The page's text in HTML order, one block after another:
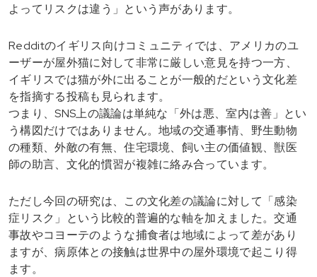
よってリスクは違う」という声があります。
Redditのイギリス向けコミュニティでは、アメリカのユ
ーザーが屋外猫に対して非常に厳しい意見を持つ一方、
イギリスでは猫が外に出ることが一般的だという文化差
を指摘する投稿も見られます。
つまり、SNS上の議論は単純な「外は悪、室内は善」とい
う構図だけではありません。地域の交通事情、野生動物
の種類、外敵の有無、住宅環境、飼い主の価値観、獣医
師の助言、文化的慣習が複雑に絡み合っています。
ただし今回の研究は、この文化差の議論に対して「感染
症リスク」という比較的普遍的な軸を加えました。交通
事故やコヨーテのような捕食者は地域によって差があり
ますが、病原体との接触は世界中の屋外環境で起こり得
ます。